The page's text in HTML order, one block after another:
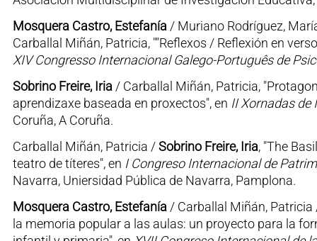
Mosquera Castro, Estefanía / Muriano Rodríguez,
Carballal Miñán, Patricia, ""Reflexos / Reflexión en
XIV Congresso Internacional Galego-Português de
Sobrino Freire, Iria / Carballal Miñán, Patricia,
aprendizaxe baseada en proxectos", en II Xornadas de
Coruña, A Coruña.
Carballal Miñán, Patricia /Sobrino Freire, Iria, "The
teatro de títeres", en I Congreso Internacional de
Navarra, Uniersidad Pública de Navarra, Pamplona.
Mosquera Castro, Estefanía / Carballal Miñán,
la memoria popular a las aulas: un proyecto para la